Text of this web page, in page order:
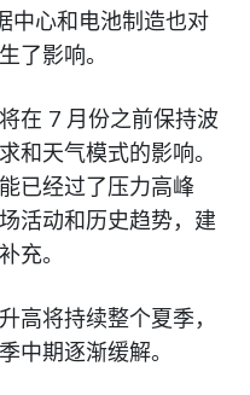
中心和电池制造也对
了影响。
在 7 月份之前保持波
和天气模式的影响。
已经过了压力高峰
活动和历史趋势，建
充。
高将持续整个夏季，
中期逐渐缓解。